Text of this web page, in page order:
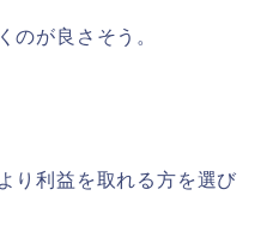
のが良さそう。
り利益を取れる方を選び